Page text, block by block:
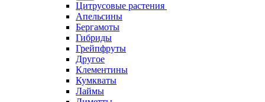
Цитрусовые растения
Апельсины
Бергамоты
Гибриды
Грейпфруты
Другое
Клементины
Кумкваты
Лаймы